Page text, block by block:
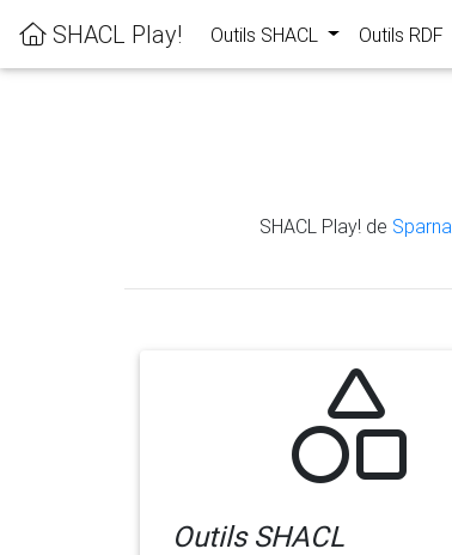
SHACL Play! Outils SHACL Outils RDF
SHACL Play! de Sparna
Outils SHACL